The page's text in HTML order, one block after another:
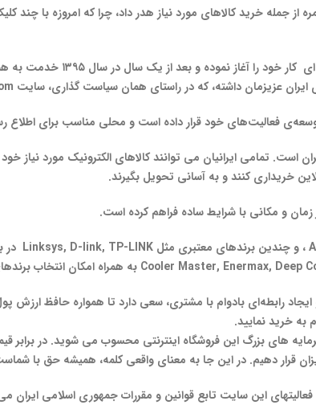
از جمله خرید کالاهای مورد نیاز هدر داد، چرا که امروزه با چند
مجموعه اول مال از سال ۱۳۹۴ با
عزیزمان داشته، که در راستای همان سیاست گذاری، سایت
فعالیت‌های خود قرار داده است و محلی مناسب برای
است. تمامی ایرانیان می توانند کالاهای الکترونیک مورد نیاز
خریداری کنند و به آسانی تحویل بگیرند.
و مکانی با شرایط ساده فراهم کرده است.
به خرید نمایید.
بزرگ این فروشگاه اینترنتی محسوب می شوید. در برابر
قرار دهیم. در این جا به معنای واقعی کلمه، همیشه حق با
این سایت تابع قوانین و مقررات جمهوری اسلامی ایران